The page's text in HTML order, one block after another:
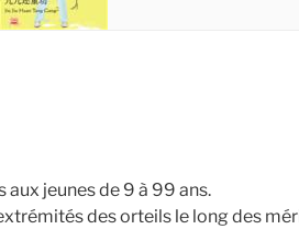
aux jeunes de 9 à 99 ans.
des orteils le long des